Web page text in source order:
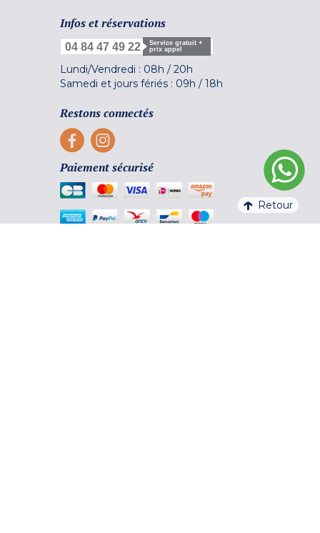
Infos et réservations
04 84 47 49 22
Service gratuit +
prix appel
Lundi/Vendredi : 08h / 20h
Samedi et jours fériés : 09h / 18h
Restons connectés
Paiement sécurisé
Retour